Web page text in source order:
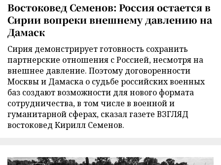
Востоковед Семенов: Россия остается в
Сирии вопреки внешнему давлению на
Дамаск
Сирия демонстрирует готовность сохранить
партнерские отношения с Россией, несмотря на
внешнее давление. Поэтому договоренности
Москвы и Дамаска о судьбе российских военных
баз создают возможности для нового формата
сотрудничества, в том числе в военной и
гуманитарной сферах, сказал газете ВЗГЛЯД
востоковед Кирилл Семенов.